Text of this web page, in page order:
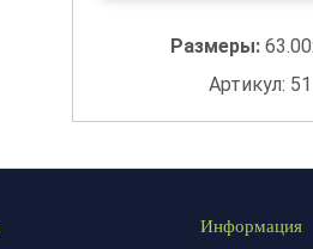
Размеры:
Артикул:
Информация